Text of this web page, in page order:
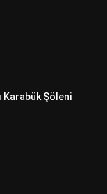
Karabük Şöleni